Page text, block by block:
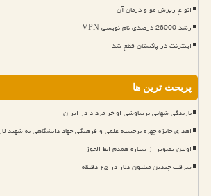
انواع ریزش مو و درمان آن
رشد 26000 درصدی نام نویسی VPN
اینترنت در پاکستان قطع شد
پربحث ترین ها
بارندگی شهابی برساوشی اواخر مرداد در ایران
اهدای جایزه چهره برجسته علمی و فرهنگی جهاد دانشگاهی به شهید
اولین تصویر از ستاره همدم ابط الجوزا
سرقت چندین میلیون دلار در ۲۵ دقیقه